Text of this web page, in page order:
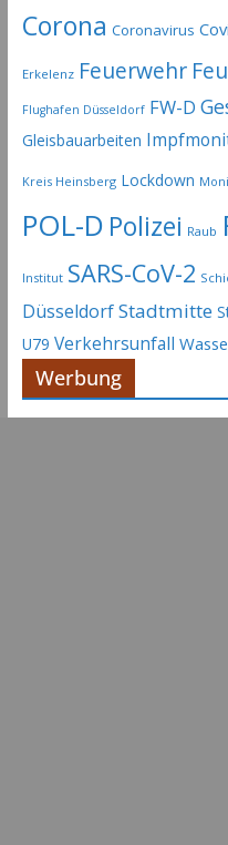
Corona Coronavirus
Erkelenz Feuerwehr
Flughafen Düsseldorf FW-D
Gleisbauarbeiten
Kreis Heinsberg Lockdown
POL-D Polizei Raub
Institut SARS-CoV-2
DüsseldorfStadtmitte
U79 Verkehrsunfall
Werbung